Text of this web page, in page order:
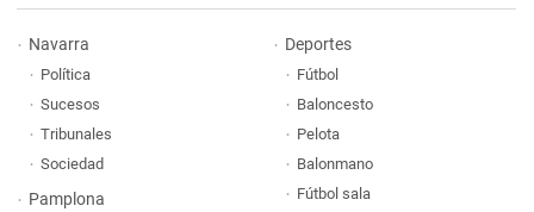
Navarra
Política
Sucesos
Tribunales
Sociedad
Pamplona
Deportes
Fútbol
Baloncesto
Pelota
Balonmano
Fútbol sala